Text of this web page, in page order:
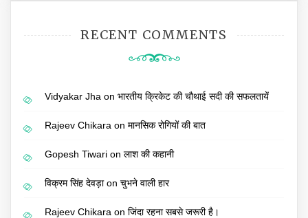
RECENT COMMENTS
Vidyakar Jha on भारतीय क्रिकेट की चौथाई सदी की सफलतायें
Rajeev Chikara on मानसिक रोगियों की बात
Gopesh Tiwari on लाश की कहानी
विक्रम सिंह देवड़ाon चुभने वाली हार
Rajeev Chikara on जिंदा रहना सबसे जरूरी है।